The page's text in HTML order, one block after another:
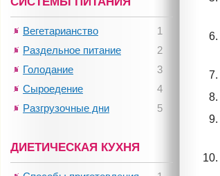
1
Вегетарианство
2
Раздельное питание
3
Голодание
4
Сыроедение
5
Разгрузочные дни
ДИЕТИЧЕСКАЯ КУХНЯ